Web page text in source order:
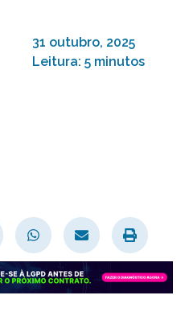
31 outubro, 2025
Leitura: 5 minutos